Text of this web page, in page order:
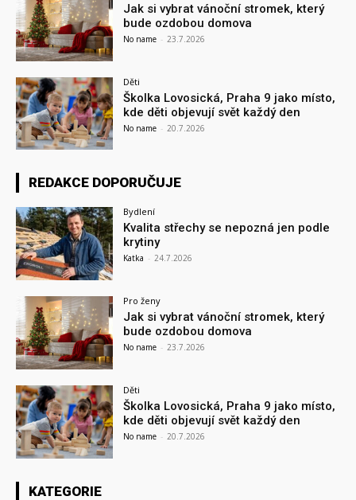
Jak si vybrat vánoční stromek, který
bude ozdobou domova
No name - 23.7.2026
Děti
Školka Lovosická, Praha 9 jako místo,
kde děti objevují svět každý den
No name - 20.7.2026
REDAKCE DOPORUČUJE
Bydlení
Kvalita střechy se nepozná jen podle
krytiny
Katka - 24.7.2026
Pro ženy
Jak si vybrat vánoční stromek, který
bude ozdobou domova
No name - 23.7.2026
Děti
Školka Lovosická, Praha 9 jako místo,
kde děti objevují svět každý den
No name - 20.7.2026
KATEGORIE